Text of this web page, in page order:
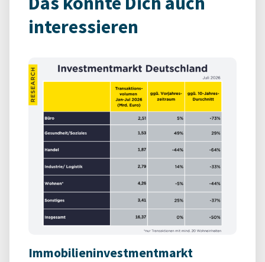
interessieren
Immobilieninvestmentmarkt